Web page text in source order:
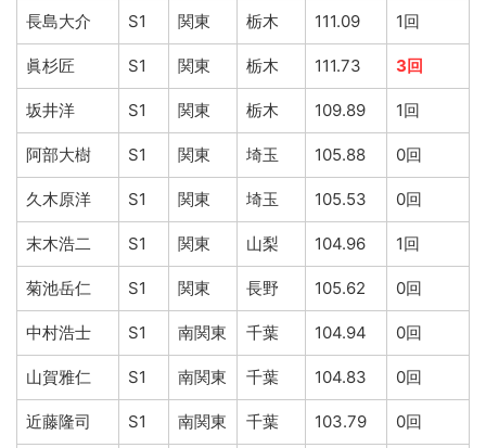
長島大介 S1 関東 栃木 111.09 1回
眞杉匠 S1 関東 栃木 111.73 3回
坂井洋 S1 関東 栃木 109.89 1回
阿部大樹 S1 関東 埼玉 105.88 0回
久木原洋 S1 関東 埼玉 105.53 0回
末木浩二 S1 関東 山梨 104.96 1回
菊池岳仁 S1 関東 長野 105.62 0回
中村浩士 S1 南関東 千葉 104.94 0回
山賀雅仁 S1 南関東 千葉 104.83 0回
近藤隆司 S1 南関東 千葉 103.79 0回